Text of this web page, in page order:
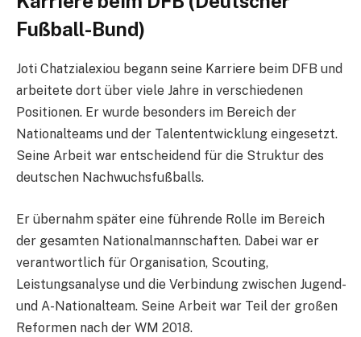
Fußball-Bund)
Joti Chatzialexiou begann seine Karriere beim DFB und
arbeitete dort über viele Jahre in verschiedenen
Positionen. Er wurde besonders im Bereich der
Nationalteams und der Talententwicklung eingesetzt.
Seine Arbeit war entscheidend für die Struktur des
deutschen Nachwuchsfußballs.
Er übernahm später eine führende Rolle im Bereich
der gesamten Nationalmannschaften. Dabei war er
verantwortlich für Organisation, Scouting,
Leistungsanalyse und die Verbindung zwischen Jugend-
und A-Nationalteam. Seine Arbeit war Teil der großen
Reformen nach der WM 2018.